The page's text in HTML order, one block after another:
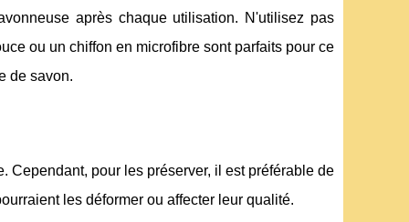
après chaque utilisation. N'utilisez pas
ou un chiffon en microfibre sont parfaits pour ce
de savon.
pour les préserver, il est préférable de
les déformer ou affecter leur qualité.